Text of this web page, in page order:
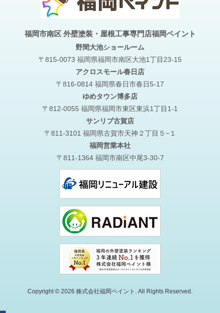
福岡市南区 外壁塗装・屋根工事専門店福岡ペイント
野間大池ショールーム
〒815-0073 福岡県福岡市南区大池1丁目23-15
アクロスモール春日店
〒816-0814 福岡県春日市春日5-17
ゆめタウン博多店
〒812-0055 福岡県福岡市東区東浜1丁目1-1
サンリブ古賀店
〒811-3101 福岡県古賀市天神２丁目５−１
福岡営業本社
〒811-1364 福岡市南区中尾3-30-7
Copyright © 2026 株式会社福岡ペイント. All Rights Reserved.